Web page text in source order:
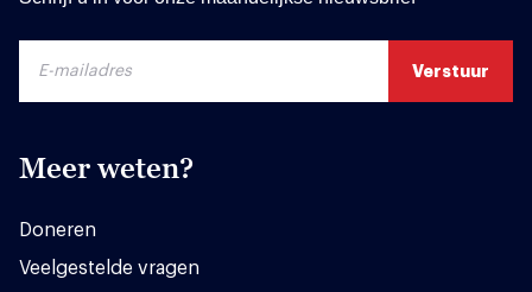
Meer weten?
Doneren
Veelgestelde vragen